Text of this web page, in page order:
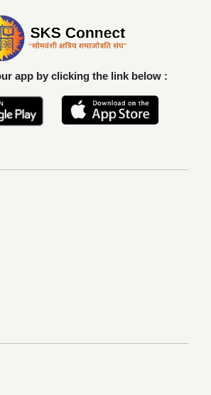
दिलीप हरीचंद्र वर्तक चटाळे यांचे एलएलबी परीक्षेत
यश
Achievements
कु. आलाप किशोर सावे, आपल्या अथक परिश्रम व
गुणवत्तेवर यशस्वीर...
Achievements
app by clicking the link below :